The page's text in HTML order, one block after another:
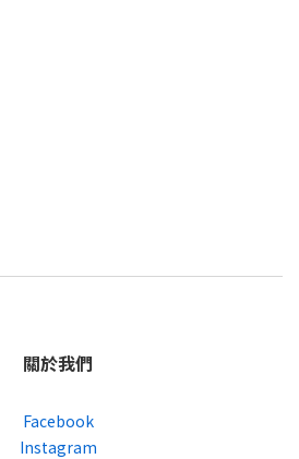
關於我們
Facebook
Instagram